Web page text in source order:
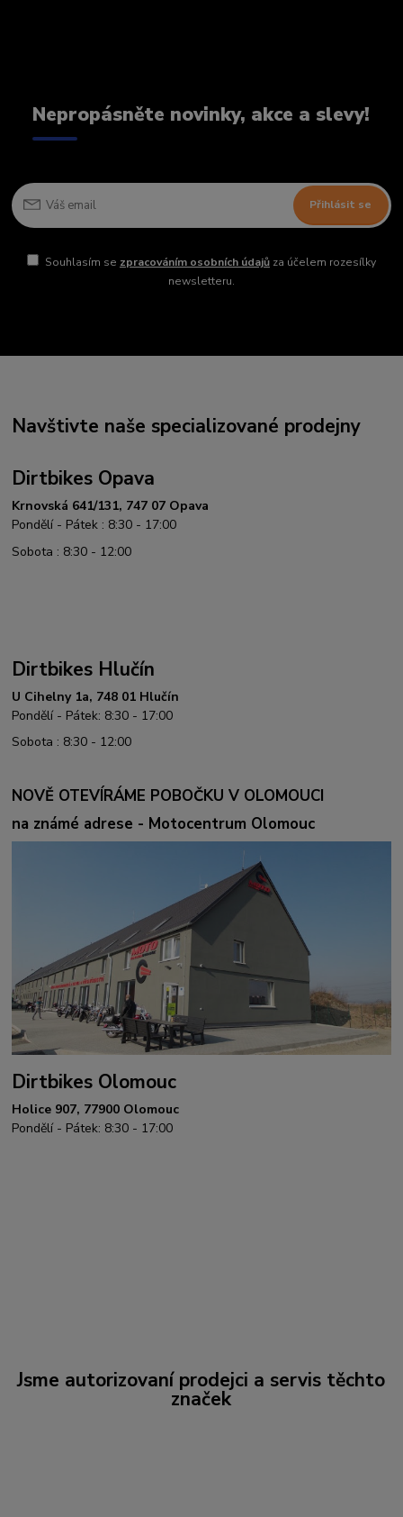
Nepropásněte novinky, akce a slevy!
Přihlásit se
Souhlasím se zpracováním osobních údajůza účelem rozesílky
newsletteru.
Navštivte naše specializované prodejny
Dirtbikes Opava
Krnovská 641/131, 747 07 Opava
Pondělí - Pátek : 8:30 - 17:00
Sobota : 8:30 - 12:00
Dirtbikes Hlučín
U Cihelny 1a, 748 01 Hlučín
Pondělí - Pátek: 8:30 - 17:00
Sobota : 8:30 - 12:00
NOVĚ OTEVÍRÁME POBOČKU V OLOMOUCI
na známé adrese - Motocentrum Olomouc
Dirtbikes Olomouc
Holice 907, 77900 Olomouc
Pondělí - Pátek: 8:30 - 17:00
Jsme autorizovaní prodejci a servis těchto
značek